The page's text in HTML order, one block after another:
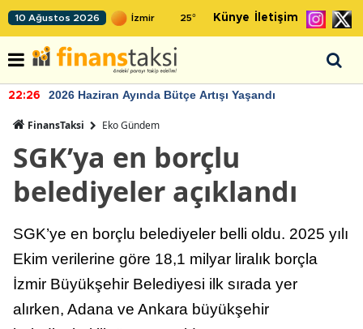
10 Ağustos 2026 25° Künye İletişim
22:26 2026 Haziran Ayında Bütçe Artışı Yaşandı
FinansTaksi Eko Gündem
SGK’ya en borçlu
belediyeler açıklandı
SGK’ye en borçlu belediyeler belli oldu. 2025 yılı
Ekim verilerine göre 18,1 milyar liralık borçla
İzmir Büyükşehir Belediyesi ilk sırada yer
alırken, Adana ve Ankara büyükşehir